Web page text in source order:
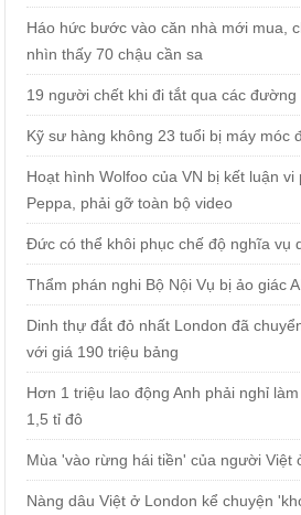
Háo hức bước vào căn nhà mới mua,
nhìn thấy 70 chậu cần sa
19 người chết khi đi tắt qua các đường
Kỹ sư hàng không 23 tuổi bị máy móc
Hoạt hình Wolfoo của VN bị kết luận
Peppa, phải gỡ toàn bộ video
Đức có thể khôi phục chế độ nghĩa vụ
Thẩm phán nghi Bộ Nội Vụ bị ảo giác
Dinh thự đắt đỏ nhất London đã
với giá 190 triệu bảng
Hơn 1 triệu lao động Anh phải nghỉ
1,5 tỉ đô
Mùa 'vào rừng hái tiền' của người Việt
Nàng dâu Việt ở London kể chuyện